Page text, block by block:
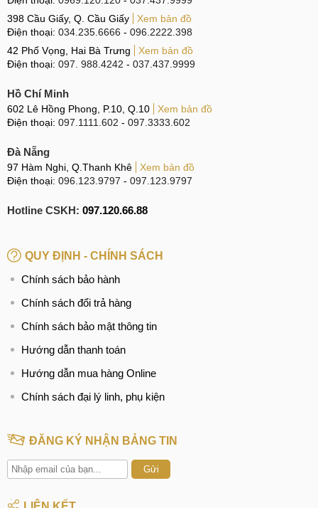
398 Cầu Giấy, Q. Cầu Giấy
Xem bản đồ
Điện thoại: 034.235.6666 - 096.2222.398
42 Phố Vọng, Hai Bà Trưng
Xem bản đồ
Điện thoại: 097. 988.4242 - 037.437.9999
Hồ Chí Minh
602 Lê Hồng Phong, P.10, Q.10
Xem bản đồ
Điện thoại: 097.1111.602 - 097.3333.602
Đà Nẵng
97 Hàm Nghi, Q.Thanh Khê
Xem bản đồ
Điện thoại: 096.123.9797 - 097.123.9797
Hotline CSKH: 097.120.66.88
QUY ĐỊNH - CHÍNH SÁCH
Chính sách bảo hành
Chính sách đổi trả hàng
Chính sách bảo mật thông tin
Hướng dẫn thanh toán
Hướng dẫn mua hàng Online
Chính sách đại lý linh, phụ kiện
ĐĂNG KÝ NHẬN BẢNG TIN
Gửi